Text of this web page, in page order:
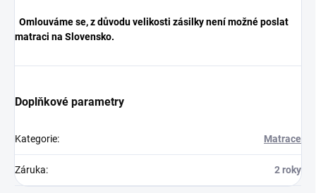
Omlouváme se, z důvodu velikosti zásilky není možné poslat
matraci na Slovensko.
Doplňkové parametry
Kategorie: Matrace
Záruka: 2 roky